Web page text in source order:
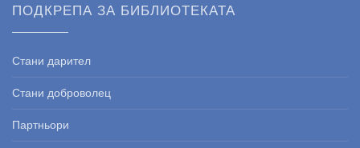
ПОДКРЕПА ЗА БИБЛИОТЕКАТА
Стани дарител
Стани доброволец
Партньори